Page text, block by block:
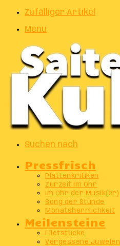
Zufälliger Artikel
Menu
Suchen nach
Pressfrisch
Plattenkritiken
Zurzeit im Ohr
Im Ohr der Musik(er)
Song der Stunde
Monatsherrlichkeit
Meilensteine
Filetstücke
Vergessene Juwelen